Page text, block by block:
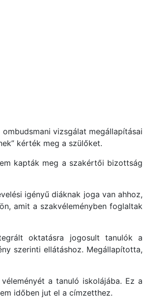
vizsgálat megállapításai
kérték meg a szülőket.
kapták meg a szakértői bizottság
igényű diáknak joga van ahhoz,
amit a szakvéleményben foglaltak
oktatásra jogosult tanulók a
szerinti ellátáshoz. Megállapította,
a tanuló iskolájába. Ez a
időben jut el a címzetthez.